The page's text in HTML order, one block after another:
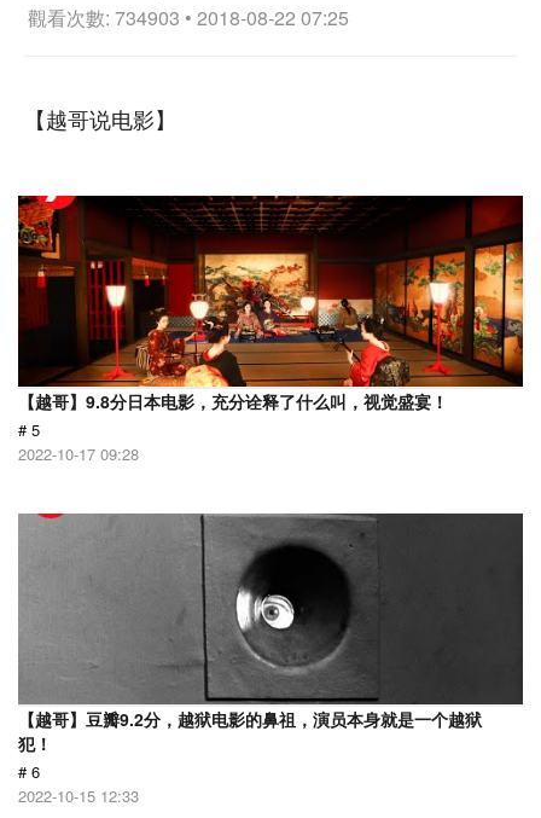
觀看次數: 734903 • 2018-08-22 07:25
【越哥说电影】
【越哥】9.8分日本电影，充分诠释了什么叫，视觉盛宴！
# 5
2022-10-17 09:28
【越哥】豆瓣9.2分，越狱电影的鼻祖，演员本身就是一个越狱
犯！
# 6
2022-10-15 12:33